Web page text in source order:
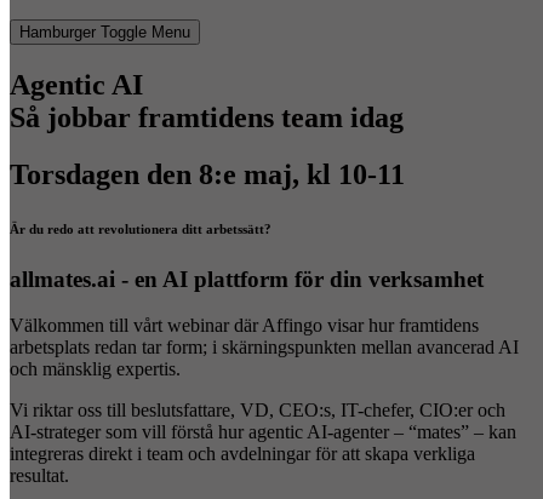
Hamburger Toggle Menu
Agentic AI
Så jobbar framtidens team idag
Torsdagen den 8:e maj, kl 10-11
Är du redo att revolutionera ditt arbetssätt?
allmates.ai - en AI plattform för din verksamhet
Välkommen till vårt webinar där Affingo visar hur framtidens
arbetsplats redan tar form; i skärningspunkten mellan avancerad AI
och mänsklig expertis.
Vi riktar oss till beslutsfattare, VD, CEO:s, IT-chefer, CIO:er och
AI-strateger som vill förstå hur agentic AI-agenter – “mates” – kan
integreras direkt i team och avdelningar för att skapa verkliga
resultat.